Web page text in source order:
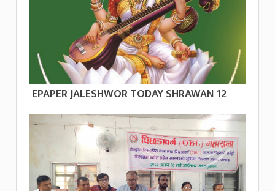
EPAPER JALESHWOR TODAY SHRAWAN 12